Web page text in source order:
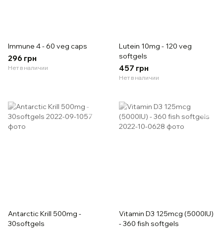
Immune 4 - 60 veg caps
296 грн
Нет в наличии
Lutein 10mg - 120 veg
softgels
457 грн
Нет в наличии
Antarctic Krill 500mg -
30softgels
Vitamin D3 125mcg (5000IU)
- 360 fish softgels